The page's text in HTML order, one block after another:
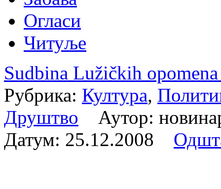
Огласи
Читуље
Sudbina Lužičkih
Рубрика: Култура,
Друштво Аутор:
Датум: 25.12.2008